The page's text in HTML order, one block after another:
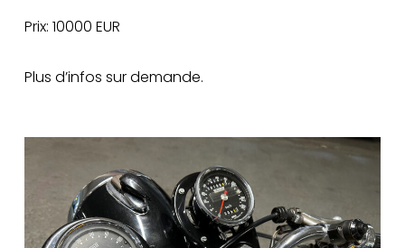
Prix: 10000 EUR
Plus d’infos sur demande.